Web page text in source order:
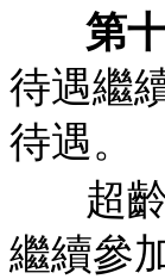
第
待遇繼
待遇。
超
繼續參